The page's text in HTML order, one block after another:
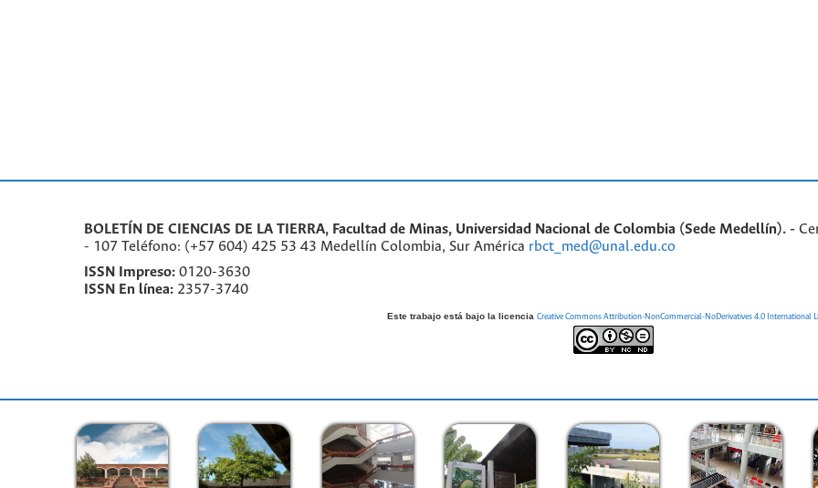
BOLETÍN DE CIENCIAS DE LA TIERRA, Facultad de Minas, Universidad Nacional de Colombia (Sede Medellín). -
- 107 Teléfono: (+57 604) 425 53 43 Medellín Colombia, Sur América rbct_med@unal.edu.co
ISSN Impreso: 0120-3630
ISSN En línea: 2357-3740
Este trabajo está bajo la licencia Creative Commons Attribution-NonCommercial-NoDerivatives 4.0 International